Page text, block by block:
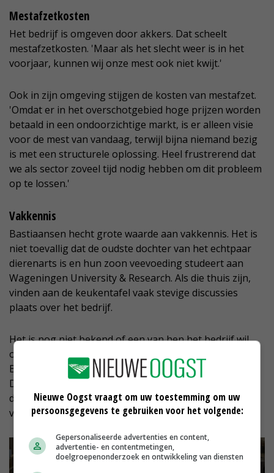
Mestafzetkosten
Het bedrijf is omgeven door akkers. Dat scheelt
mestafzetkosten. 'Maar als het slecht weer is in het
voorjaar, kunnen wij onze mest ook niet kwijt.'
Ook in zijn omgeving stijgen de kosten van mestafzet.
'Omdat er in het overschotgebied hoge prijzen worden
betaald in een ondoorzichtige markt, is er alleen visie
voor de mest van vandaag, terwijl bijna niemand bezig
is met een structurele oplossing. Heel frustrerend dat
we als sector zoveel tijd nodig hebben om dit probleem
op te lossen.'
Vakkennis
Bastiaansen hecht grote waarde aan vakkennis. Het is
niet toevallig dat de oudste dochter van het echtpaar
dierenarts is en hun zoon veevoeding studeert aan
Wageningen University & Research. Als die thuis zijn,
vinden aan de keukentafel vaak stevige discussies
plaats over het bedrijf.
Het is nog niet bekend of een van hen het bedrijf wil
overnemen. De jongste dochter heeft geen interesse.
Bastiaansen: 'We zijn voorlopig klaar met uitbreiden.
Dat laat ik aan de nieuwe generatie over. Wij leven bij
de dag en we passen op tijd dingen aan. Ik hoop dit zo
vol te houden tot mijn 67ste.'
Nieuwe Oogst vraagt om uw toestemming om uw
persoonsgegevens te gebruiken voor het volgende:
Gepersonaliseerde advertenties en content,
advertentie- en contentmetingen,
doelgroepenonderzoek en ontwikkeling van diensten